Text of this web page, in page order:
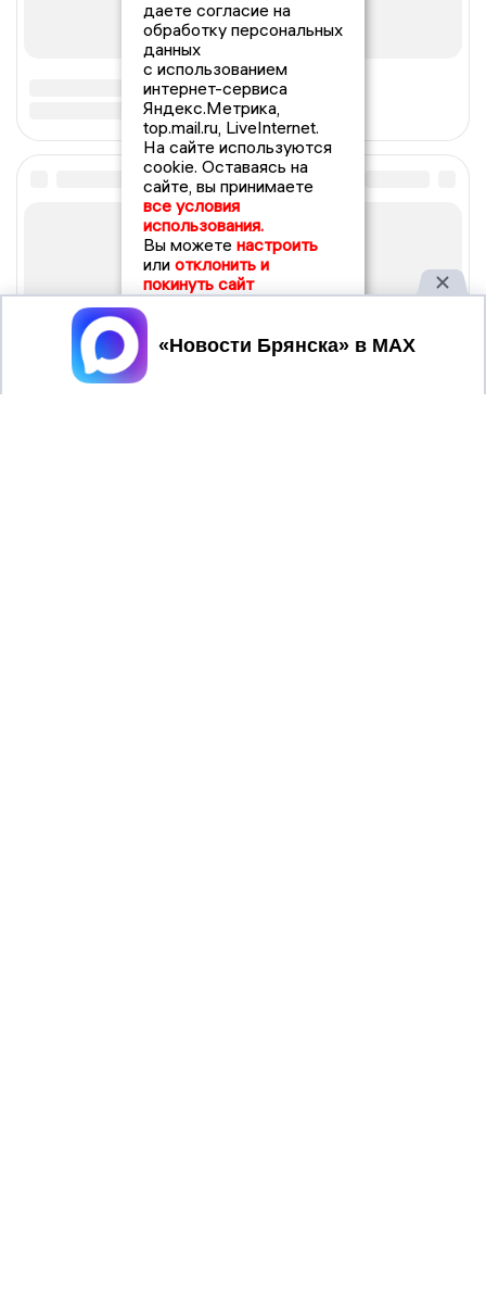
даете согласие на
обработку персональных
данных
с использованием
интернет-сервиса
Яндекс.Метрика,
top.mail.ru, LiveInternet.
На сайте используются
cookie. Оставаясь на
сайте, вы принимаете
все условия
использования.
Вы можете настроить
или отклонить и
покинуть сайт
Принять